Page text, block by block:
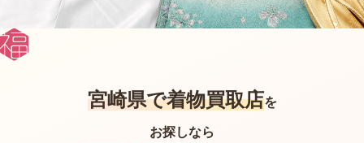
宮崎県で着物買取店を
お探しなら